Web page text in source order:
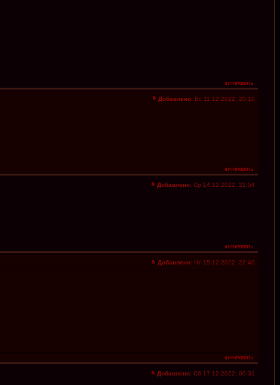
Добавлено: Вс 11.12.2022, 20:10
Добавлено: Ср 14.12.2022, 21:54
Добавлено: Чт 15.12.2022, 22:40
Добавлено: Сб 17.12.2022, 00:31